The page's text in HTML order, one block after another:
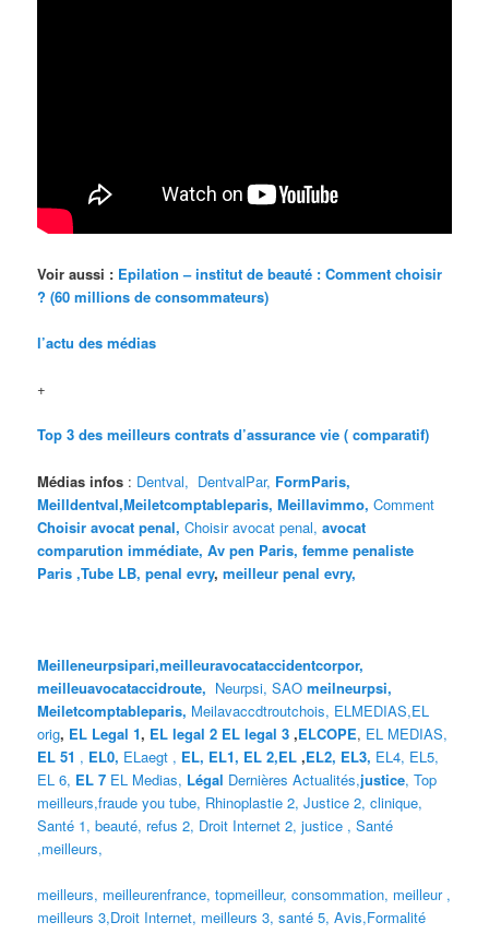
Voir aussi : Epilation – institut de beauté : Comment choisir
? (60 millions de consommateurs)
l’actu des médias
+
Top 3 des meilleurs contrats d’assurance vie ( comparatif)
Médias infos : Dentval, DentvalPar, FormParis,
Meilldentval,Meiletcomptableparis,Meillavimmo,Comment
Choisir avocat penal,Choisir avocat penal,avocat
comparution immédiate,Av pen Paris,femme penaliste
Paris,Tube LB,penal evry,meilleur penal evry,
Meilleneurpsipari,meilleuravocataccidentcorpor,
meilleuavocataccidroute, Neurpsi,SAOmeilneurpsi,
Meiletcomptableparis, Meilavaccdtroutchois, ELMEDIAS,EL
orig, EL Legal 1, EL legal 2 EL legal 3 ,ELCOPE, EL MEDIAS,
EL 51 , EL0, ELaegt , EL, EL1, EL 2,EL ,EL2, EL3, EL4, EL5,
EL 6, EL 7 EL Medias, Légal DernièresActualités,justice, Top
meilleurs,fraude you tube, Rhinoplastie 2,Justice 2,clinique,
Santé 1, beauté, refus 2, Droit Internet 2,justice , Santé
,meilleurs,
meilleurs, meilleurenfrance,topmeilleur,consommation, meilleur ,
meilleurs 3,Droit Internet, meilleurs 3, santé 5,Avis,Formalité